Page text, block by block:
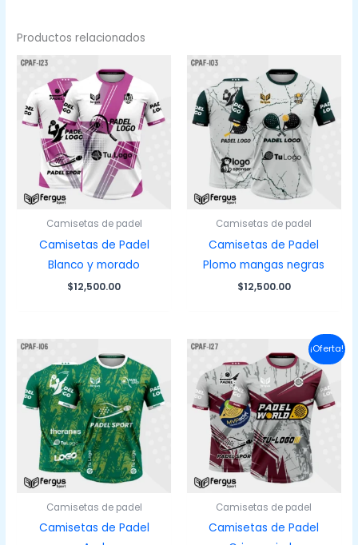
Productos relacionados
Camisetas de padel
Camisetas de Padel
Blanco y morado
$12,500.00
Camisetas de padel
Camisetas de Padel
Plomo mangas negras
$12,500.00
Camisetas de padel
Camisetas de Padel
¡Oferta!
Camisetas de padel
Camisetas de Padel